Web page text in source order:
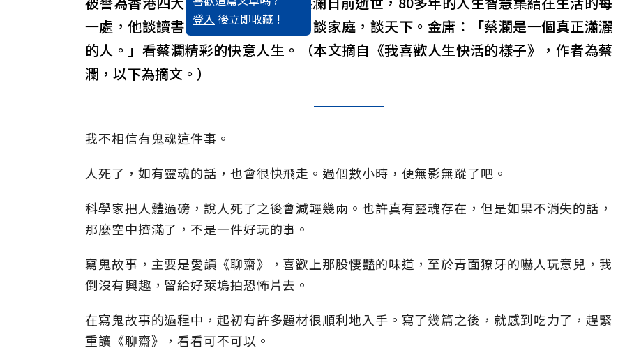
登入 後立即收藏 !
一處，他談讀書，談交友，談飲食，談家庭，談天下。金庸：「蔡瀾是一個真正瀟灑
的人。」看蔡瀾精彩的快意人生。（本文摘自《我喜歡人生快活的樣子》，作者為蔡
瀾，以下為摘文。）
我不相信有鬼魂這件事。
人死了，如有靈魂的話，也會很快飛走。過個數小時，便無影無蹤了吧。
科學家把人體過磅，說人死了之後會減輕幾兩。也許真有靈魂存在，但是如果不消失的話，
那麼空中擠滿了，不是一件好玩的事。
寫鬼故事，主要是愛讀《聊齋》，喜歡上那股悽豔的味道，至於青面獠牙的嚇人玩意兒，我
倒沒有興趣，留給好萊塢拍恐怖片去。
在寫鬼故事的過程中，起初有許多題材很順利地入手。寫了幾篇之後，就感到吃力了，趕緊
重讀《聊齋》，看看可不可以。